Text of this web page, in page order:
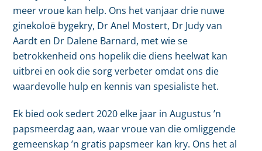
meer vroue kan help. Ons het vanjaar drie nuwe
ginekoloë bygekry, Dr Anel Mostert, Dr Judy van
Aardt en Dr Dalene Barnard, met wie se
betrokkenheid ons hopelik die diens heelwat kan
uitbrei en ook die sorg verbeter omdat ons die
waardevolle hulp en kennis van spesialiste het.
Ek bied ook sedert 2020 elke jaar in Augustus ’n
papsmeerdag aan, waar vroue van die omliggende
gemeenskap ’n gratis papsmeer kan kry. Ons het al